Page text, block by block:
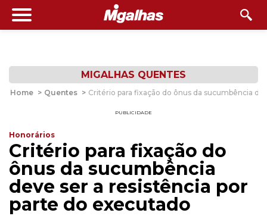
MIGALHAS QUENTES
Home > Quentes > Critério para fixação do ônus da sucumbência
PUBLICIDADE
Honorários
Critério para fixação do
ônus da sucumbência
deve ser a resistência por
parte do executado